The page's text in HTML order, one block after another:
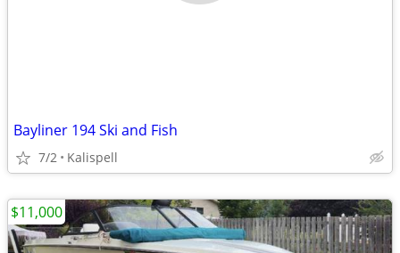
Bayliner 194 Ski and Fish
7/2 Kalispell
$11,000